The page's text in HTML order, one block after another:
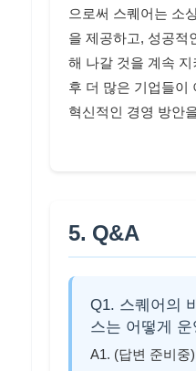
으로써 스퀘어는 소
을 제공하고, 성공적
해 나갈 것을 계속
후 더 많은 기업들이
혁신적인 경영 방안
5. Q&A
Q1. 스퀘어의
스는 어떻게
A1. (답변 준비중)